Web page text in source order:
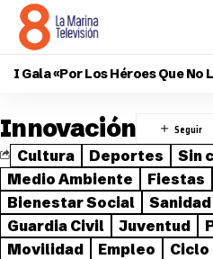
I Gala «Por Los Héroes Que No
Innovación
Cultura Deportes
Sin
Medio Ambiente
Fiestas
Bienestar Social
Sanidad
Guardia Civil
Juventud
Movilidad
Empleo
Ciclo